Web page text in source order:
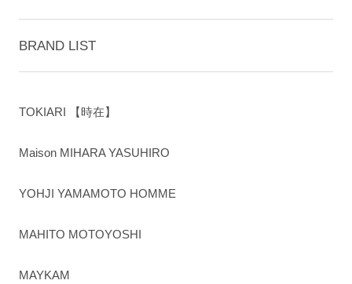
BRAND LIST
TOKIARI 【時在】
Maison MIHARA YASUHIRO
YOHJI YAMAMOTO HOMME
MAHITO MOTOYOSHI
MAYKAM